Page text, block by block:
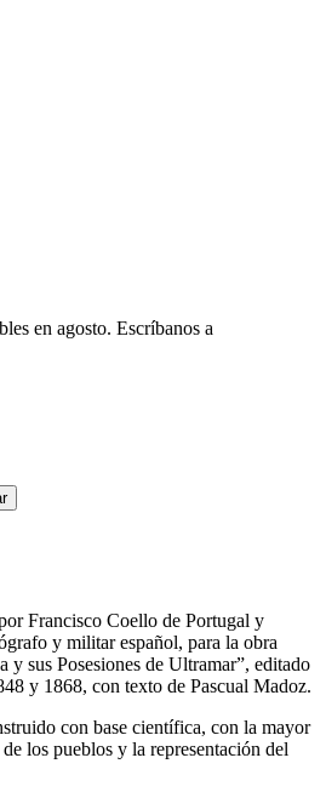
en agosto. Escríbanos a
Francisco Coello de Portugal y
y militar español, para la obra
y sus Posesiones de Ultramar”, editado
y 1868, con texto de Pascual Madoz.
con base científica, con la mayor
los pueblos y la representación del